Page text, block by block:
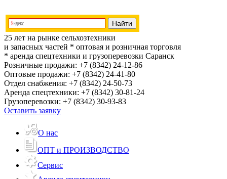
25 лет на рынке сельхозтехники
и запасных частей * оптовая и розничная торговля
* аренда спецтехники и грузоперевозки Саранск
Розничные продажи: +7 (8342) 24-12-86
Оптовые продажи: +7 (8342) 24-41-80
Отдел снабжения: +7 (8342) 24-50-73
Аренда спецтехники: +7 (8342) 30-81-24
Грузоперевозки: +7 (8342) 30-93-83
Оставить заявку
О нас
ОПТ и ПРОИЗВОДСТВО
Сервис